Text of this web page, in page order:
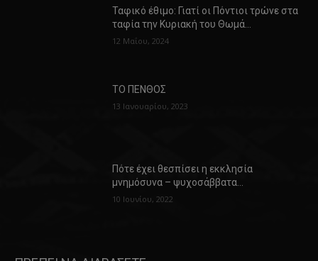
Ταφικό έθιμο: Γιατί οι Πόντιοι τρώνε στα
ταφία την Κυριακή του Θωμά…
12 Μαΐου, 2024
ΤΟ ΠΕΝΘΟΣ
13 Ιανουαρίου, 2023
Πότε έχει θεσπίσει η εκκλησία
μνημόσυνα – ψυχοσάββατα…
10 Ιουνίου, 2022